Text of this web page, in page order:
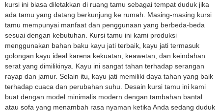
kursi ini biasa diletakkan di ruang tamu sebagai tempat duduk jika
ada tamu yang datang berkunjung ke rumah. Masing-masing kursi
tamu mempunyai manfaat dan penggunaan yang berbeda-beda
sesuai dengan kebutuhan. Kursi tamu ini kami produksi
menggunakan bahan baku kayu jati terbaik, kayu jati termasuk
golongan kayu ideal karena kekuatan, keawetan, dan keindahan
serat yang dimilikinya. Kayu ini sangat tahan terhadap serangan
rayap dan jamur. Selain itu, kayu jati memiliki daya tahan yang baik
terhadap cuaca dan perubahan suhu. Desain kursi tamu ini kami
buat dengan model minimalis modern dengan tambahan bantal
atau sofa yang menambah rasa nyaman ketika Anda sedang duduk